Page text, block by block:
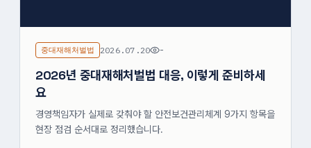
중대재해처벌법 2026.07.20 -
2026년 중대재해처벌법 대응, 이렇게 준비하세
요
경영책임자가 실제로 갖춰야 할 안전보건관리체계 9가지 항목을
현장 점검 순서대로 정리했습니다.